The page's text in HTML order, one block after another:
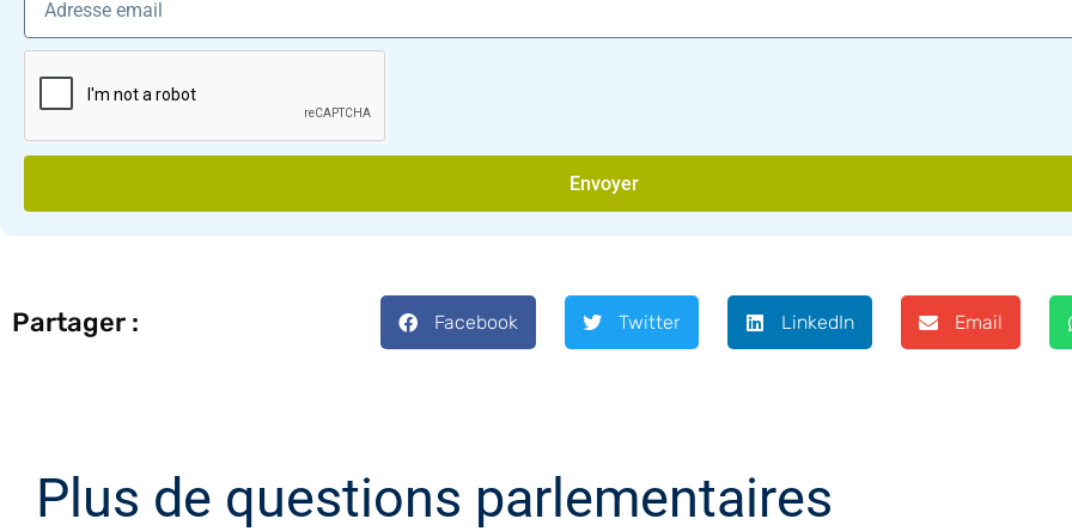
Envoyer
Partager : Facebook Twitter LinkedIn Email
Plus de questions parlementaires